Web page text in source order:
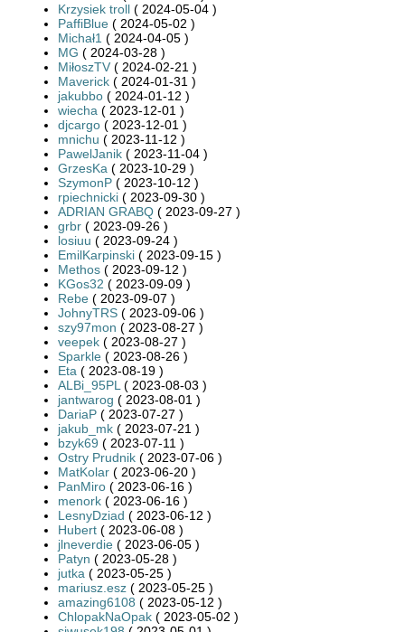
Krzysiek troll ( 2024-05-04 )
PaffiBlue ( 2024-05-02 )
Michał1 ( 2024-04-05 )
MG ( 2024-03-28 )
MiłoszTV ( 2024-02-21 )
Maverick ( 2024-01-31 )
jakubbo ( 2024-01-12 )
wiecha ( 2023-12-01 )
djcargo ( 2023-12-01 )
mnichu ( 2023-11-12 )
PawelJanik ( 2023-11-04 )
GrzesKa ( 2023-10-29 )
SzymonP ( 2023-10-12 )
rpiechnicki ( 2023-09-30 )
ADRIAN GRABQ ( 2023-09-27 )
grbr ( 2023-09-26 )
losiuu ( 2023-09-24 )
EmilKarpinski ( 2023-09-15 )
Methos ( 2023-09-12 )
KGos32 ( 2023-09-09 )
Rebe ( 2023-09-07 )
JohnyTRS ( 2023-09-06 )
szy97mon ( 2023-08-27 )
veepek ( 2023-08-27 )
Sparkle ( 2023-08-26 )
Eta ( 2023-08-19 )
ALBi_95PL ( 2023-08-03 )
jantwarog ( 2023-08-01 )
DariaP ( 2023-07-27 )
jakub_mk ( 2023-07-21 )
bzyk69 ( 2023-07-11 )
Ostry Prudnik ( 2023-07-06 )
MatKolar ( 2023-06-20 )
PanMiro ( 2023-06-16 )
menork ( 2023-06-16 )
LesnyDziad ( 2023-06-12 )
Hubert ( 2023-06-08 )
jlneverdie ( 2023-06-05 )
Patyn ( 2023-05-28 )
jutka ( 2023-05-25 )
mariusz.esz ( 2023-05-25 )
amazing6108 ( 2023-05-12 )
ChlopakNaOpak ( 2023-05-02 )